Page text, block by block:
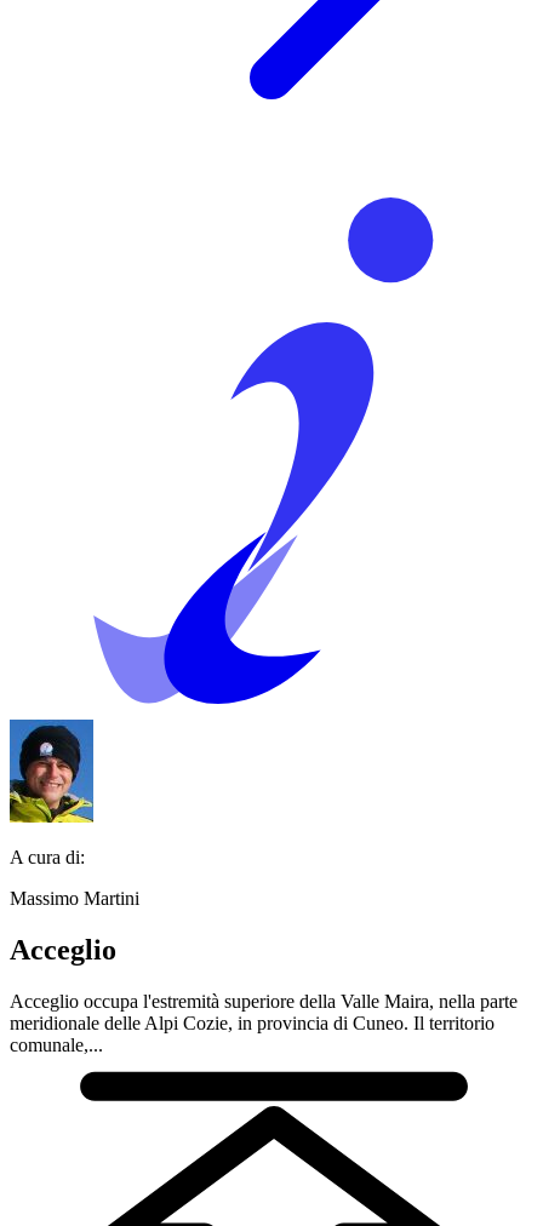
A cura di:
Massimo Martini
Acceglio
Acceglio occupa l'estremità superiore della Valle Maira, nella parte
meridionale delle Alpi Cozie, in provincia di Cuneo. Il territorio
comunale,...